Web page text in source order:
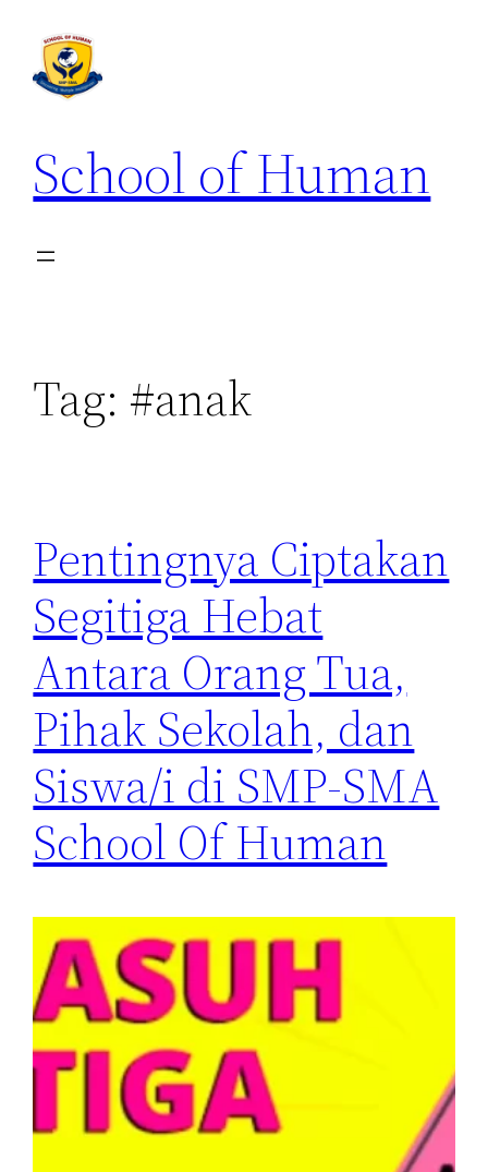
School of Human
Tag: #anak
Pentingnya Ciptakan
Segitiga Hebat
Antara Orang Tua,
Pihak Sekolah, dan
Siswa/i di SMP-SMA
School Of Human